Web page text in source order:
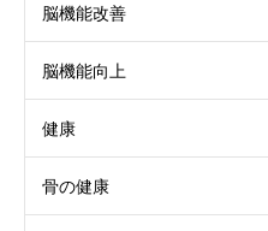
脳機能改善
脳機能向上
健康
骨の健康